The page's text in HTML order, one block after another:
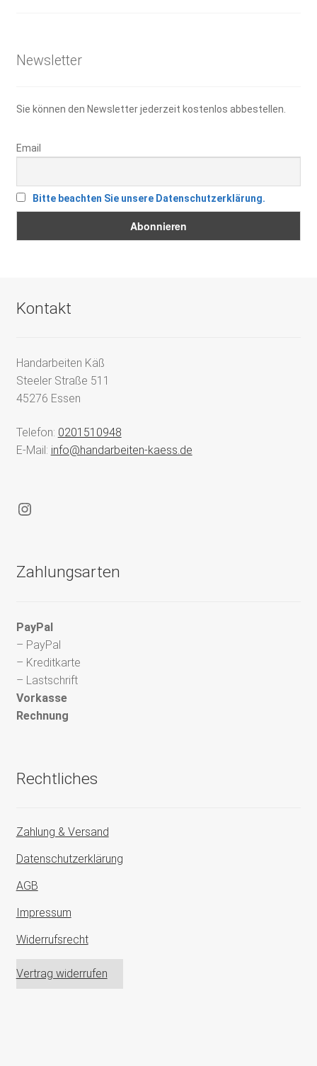
Newsletter
Sie können den Newsletter jederzeit kostenlos abbestellen.
Email
Bitte beachten Sie unsere Datenschutzerklärung.
Kontakt
Handarbeiten Käß
Steeler Straße 511
45276 Essen
Telefon: 0201510948
E-Mail: info@handarbeiten-kaess.de
Instagram
Zahlungsarten
PayPal
– PayPal
– Kreditkarte
– Lastschrift
Vorkasse
Rechnung
Rechtliches
Zahlung & Versand
Datenschutzerklärung
AGB
Impressum
Widerrufsrecht
Vertrag widerrufen